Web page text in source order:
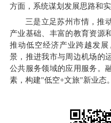
方面，系统谋划发展思路和实
三是立足苏州市情，推
产业基础、丰富的教育资源
推动低空经济产业跨越发
景，推进我市与周边机场的
公共服务领域的应用服务。
素，构建"低空+文旅"新业态。